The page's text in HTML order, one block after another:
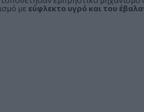
με εύφλεκτο υγρό και του